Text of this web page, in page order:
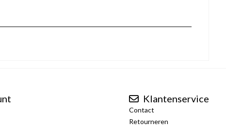
Klantenservice
Contact
Retourneren